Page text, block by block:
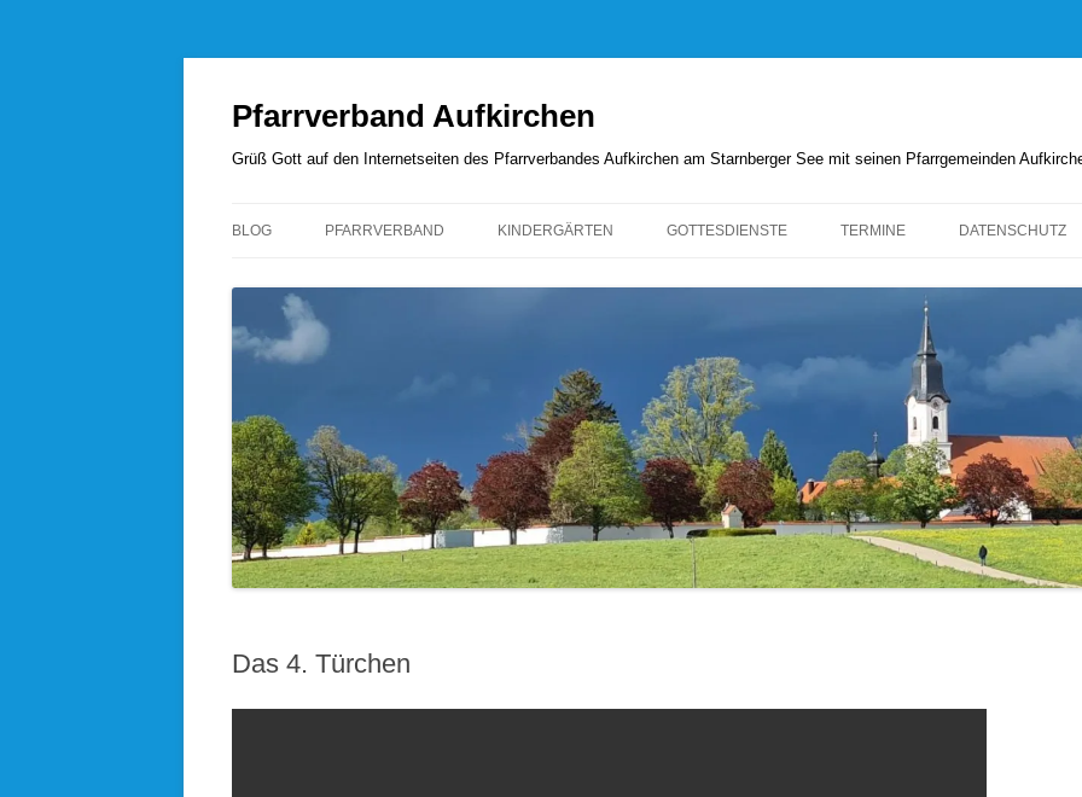
Pfarrverband Aufkirchen
Grüß Gott auf den Internetseiten des Pfarrverbandes Aufkirchen am Starnberger See mit seinen Pfarrgemeinden
BLOG PFARRVERBAND
PFARREI HÖHENRAIN
PFARREI PERCHA
PFARREI WANGEN
KOLPINGSFAMILIE HÖHENRAIN
KIRCHEN UND KAPELLEN IM
PFARRVERBAND
KINDERGÄRTEN GOTTESDIENSTE
PFARRBRIEFE
TERMINE DATENSCHUTZ
Das 4. Türchen